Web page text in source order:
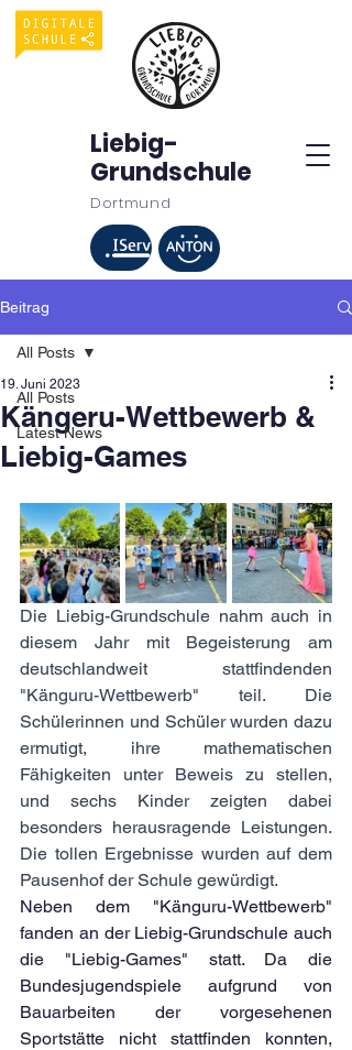
Liebig-
Grundschule
Dortmund
Beitrag
All Posts
Latest News
All Posts
Kängeru-Wettbewerb &
Liebig-Games
19. Juni 2023
Die Liebig-Grundschule nahm auch in
diesem Jahr mit Begeisterung am
deutschlandweit stattfindenden
"Känguru-Wettbewerb" teil. Die
Schülerinnen und Schüler wurden dazu
ermutigt, ihre mathematischen
Fähigkeiten unter Beweis zu stellen,
und sechs Kinder zeigten dabei
besonders herausragende Leistungen.
Die tollen Ergebnisse wurden auf dem
Pausenhof der Schule gewürdigt.
Neben dem "Känguru-Wettbewerb"
fanden an der Liebig-Grundschule auch
die "Liebig-Games" statt. Da die
Bundesjugendspiele aufgrund von
Bauarbeiten der vorgesehenen
Sportstätte nicht stattfinden konnten,